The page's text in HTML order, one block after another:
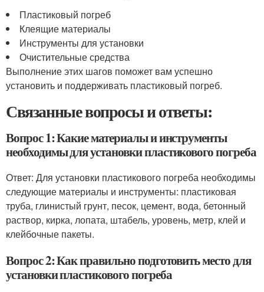
Пластиковый погреб
Клеящие материалы
Инструменты для установки
Очистительные средства
Выполнение этих шагов поможет вам успешно
установить и поддерживать пластиковый погреб.
Связанные вопросы и ответы:
Вопрос 1: Какие материалы и инструменты
необходимы для установки пластикового погреба
Ответ: Для установки пластикового погреба необходимы
следующие материалы и инструменты: пластиковая
труба, глинистый грунт, песок, цемент, вода, бетонный
раствор, кирка, лопата, штабель, уровень, метр, клей и
клейбочные пакеты.
Вопрос 2: Как правильно подготовить место для
установки пластикового погреба